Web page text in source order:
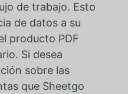
de trabajo. Esto
de datos a su
producto PDF
Si desea
sobre las
que Sheetgo